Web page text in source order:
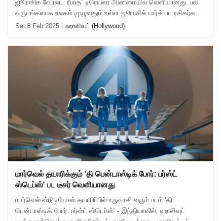
ஜூராசிக் வேர்ல்ட்: ரீபர்த்' டிரெய்லர் அண்மையில் வெளியானது. பல
வருடங்களாக உலகம் முழுவதும் உள்ள ஜூராசிக் பார்க் பட ரசிகர்கள்
மீண்டும் த
Sat,8 Feb 2025 ஹாலிவுட் (Hollywood)
மார்வெல் தயாரிக்கும் 'தி பென்டாஸ்டிக் போர்: பர்ஸ்ட்
ஸ்டெப்ஸ்' பட டீசர் வெளியானது
மார்வெல் ஸ்டுடியோஸ் தயாரிப்பில் உருவாகி வரும் படம் 'தி
பென்டாஸ்டிக் போர்: பர்ஸ்ட் ஸ்டெப்ஸ்’ - இந்தியாவில், ஹாலிவுட்